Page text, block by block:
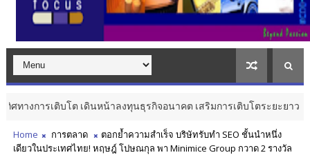
การเติบโต เดินหน้าลงทุนธุรกิจอนาคต เสริมการเติบโตระยะยาว บันเ
Home การตลาด
ตอกย้ำความสำเร็จ บริษัทรับทำ SEO ชั้นนำหนึ่ง
เดียวในประเทศไทย! หฤษฎ์ โปษณกุล พา Minimice Group กวาด 2 รางวัล